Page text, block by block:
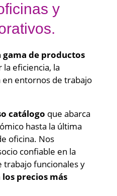
y
gama de productos
eficiencia, la
entornos de trabajo
catálogo que abarca
hasta la última
oficina. Nos
confiable en la
trabajo funcionales y
precios más